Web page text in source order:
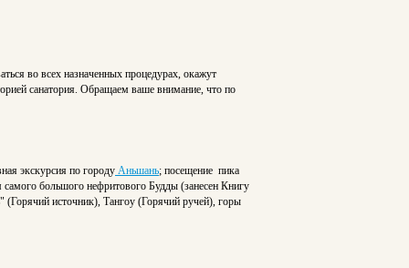
во всех назначенных процедурах, окажут
санатория. Обращаем ваше внимание, что по
экскурсия по городу Аньшань; посещение пика
большого нефритового Будды (занесен Книгу
источник), Тангоу (Горячий ручей), горы